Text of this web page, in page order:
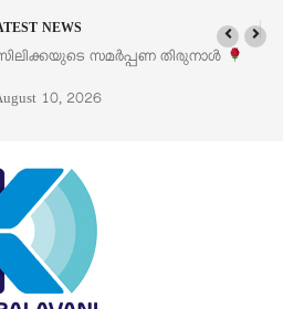
NEWS
സമർപ്പണ തിരുനാൾ
ഓഗസ്റ്റ് 5 –
10, 2026